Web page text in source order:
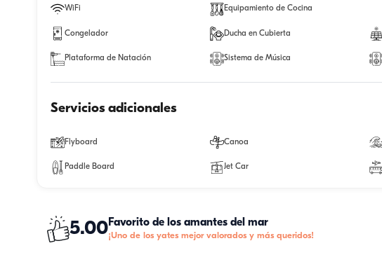
WiFi Equipamiento de Cocina
Congelador Ducha en Cubierta
Plataforma de Natación Sistema de Música
Servicios adicionales
Flyboard Canoa
Paddle Board Jet Car
5.00Favorito de los amantes del mar
¡Uno de los yates mejor valorados y más queridos!